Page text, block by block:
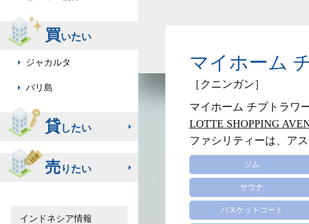
買いたい
ジャカルタ
バリ島
貸したい
売りたい
インドネシア情報
マイホーム
［クニンガン］
マイホーム チプトラワ
LOTTE SHOPPING
ファシリティーは、ア
ジム
サウナ
バスケットコート